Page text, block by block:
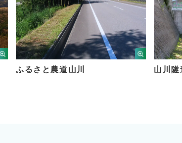
ふるさと農道山川 山川隧